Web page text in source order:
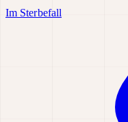
Im Sterbefall